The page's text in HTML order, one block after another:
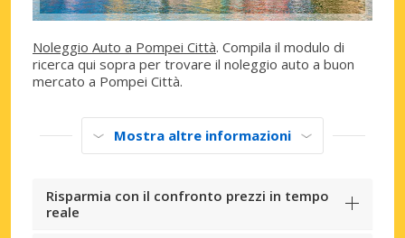
Noleggio Auto a Pompei Città. Compila il modulo di
ricerca qui sopra per trovare il noleggio auto a buon
mercato a Pompei Città.
Mostra altre informazioni
Risparmia con il confronto prezzi in tempo
reale